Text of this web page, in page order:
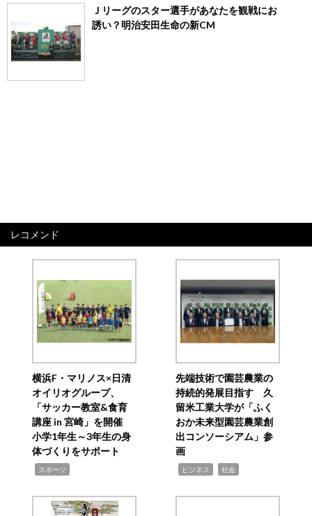
Ｊリーグのスター選手があなたを観戦にお
誘い？明治安田生命の新CM
レコメンド
横浜F・マリノス×日清
オイリオグループ、
「サッカー教室&食育
講座 in 宮崎」を開催
小学1年生～3年生の身
体づくりをサポート
スポーツ
先端技術で園芸農業の
持続的発展目指す 久
留米工業大学が「ふく
おか未来型園芸農業創
出コンソーシアム」参
画
ビジネス 社会